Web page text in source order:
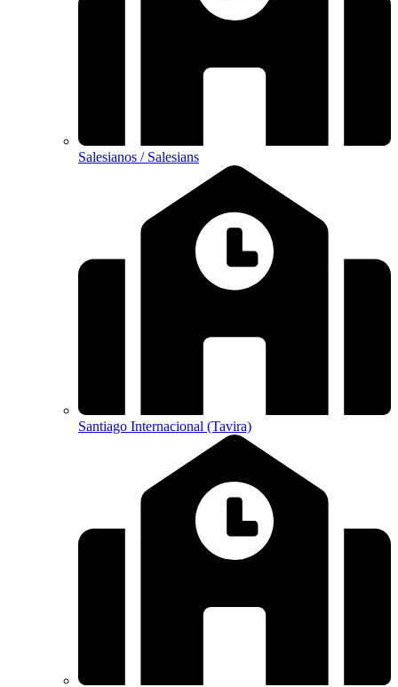
Salesianos / Salesians
Santiago Internacional (Tavira)